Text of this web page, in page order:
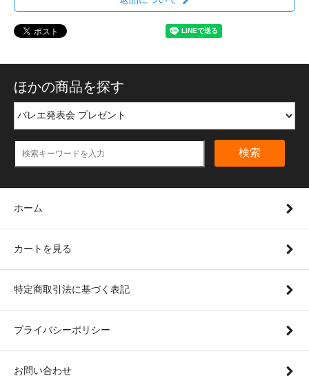
ほかの商品を探す
検索
ホーム
カートを見る
特定商取引法に基づく表記
プライバシーポリシー
お問い合わせ